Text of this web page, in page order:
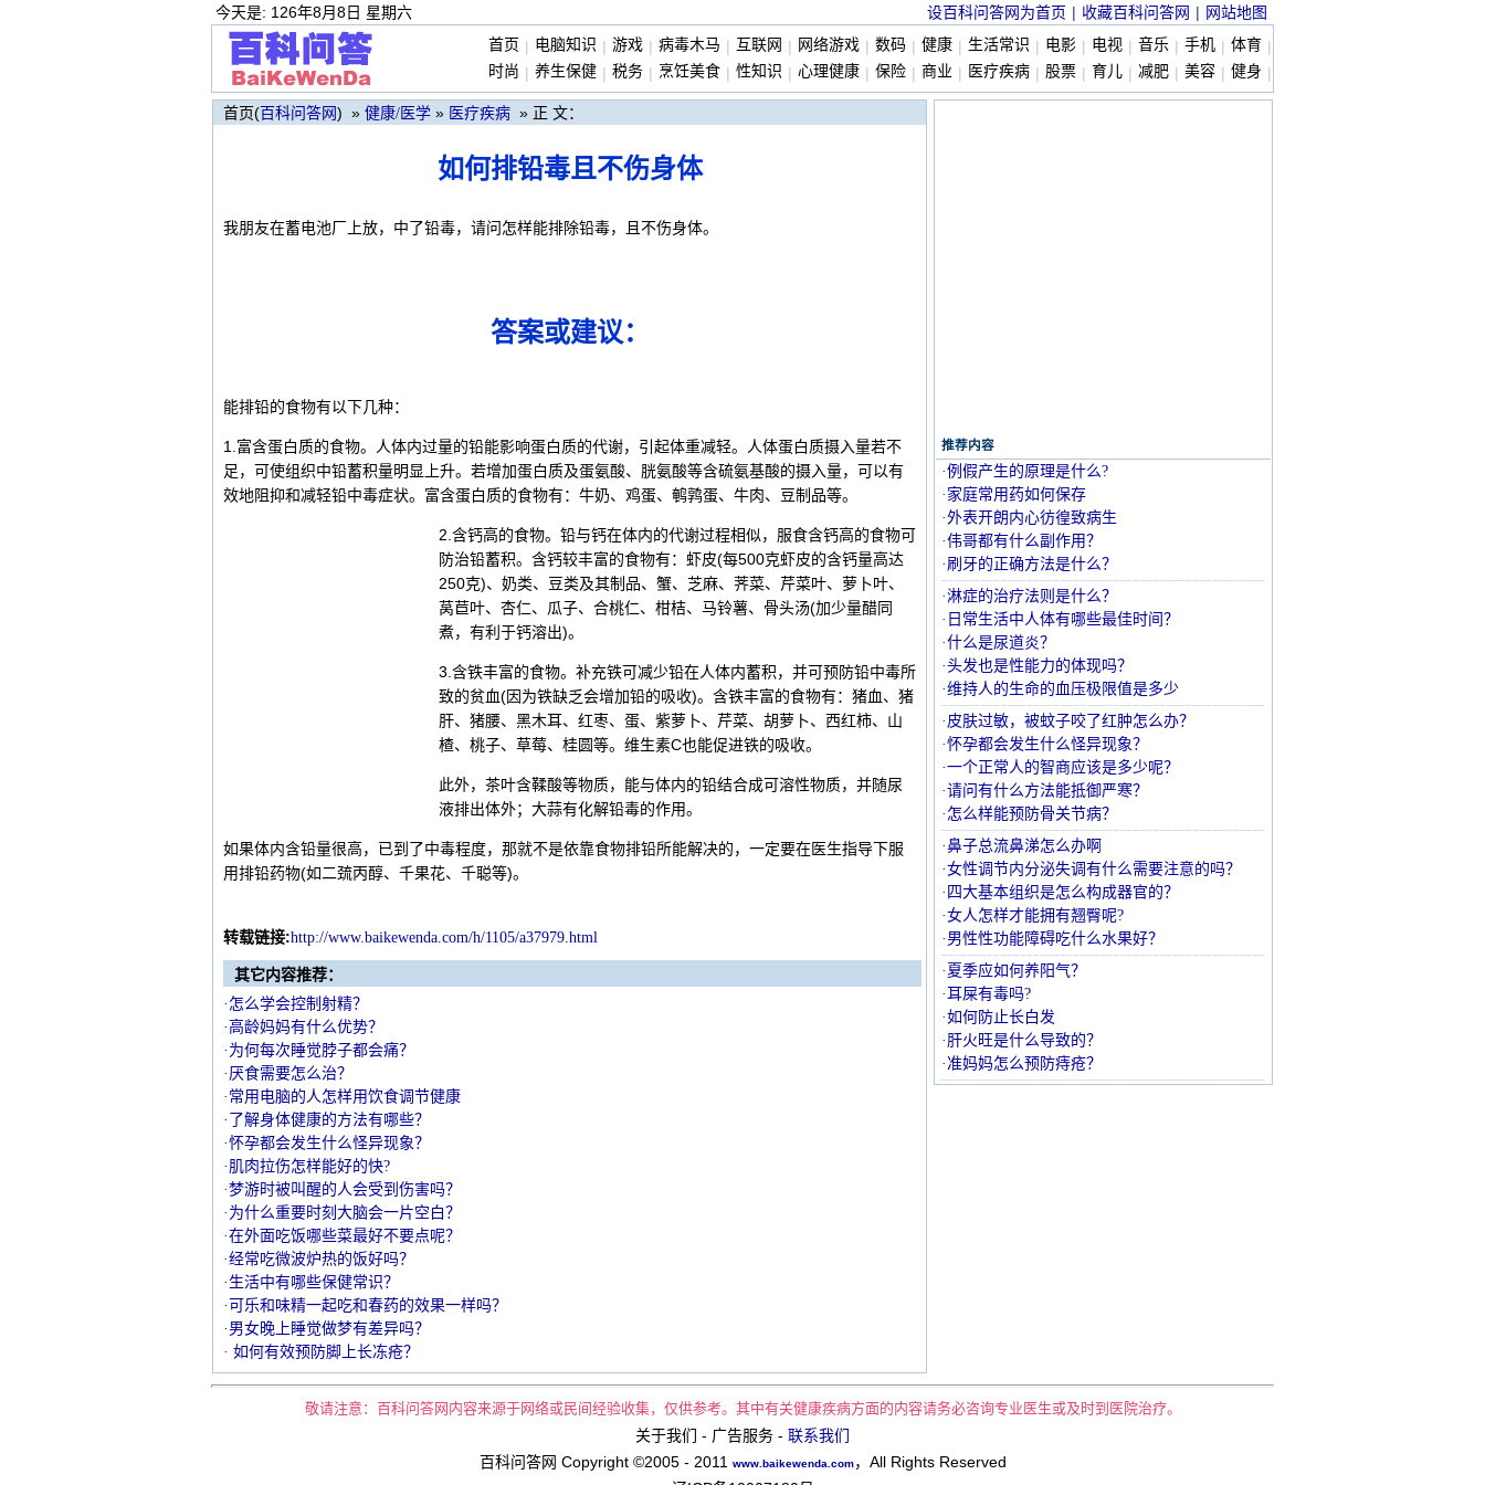
今天是: 126年8月8日 星期六 设百科问答网为首页 | 收藏百科问答网 | 网站地图
首页 | 电脑知识 | 游戏 | 病毒木马 | 互联网 | 网络游戏 | 数码 | 健康 | 生活常识 | 电影 | 电视 | 音乐 | 手机 | 体育 |
时尚 | 养生保健 | 税务 | 烹饪美食 | 性知识 | 心理健康 | 保险 | 商业 | 医疗疾病 | 股票 | 育儿 | 减肥 | 美容 | 健身 |
首页(百科问答网 ) » 健康/医学 » 医疗疾病 » 正 文：
如何排铅毒且不伤身体
我朋友在蓄电池厂上放，中了铅毒，请问怎样能排除铅毒，且不伤身体。
答案或建议：
能排铅的食物有以下几种：
1.富含蛋白质的食物。人体内过量的铅能影响蛋白质的代谢，引起体重减轻。人体蛋白质摄入量若不
足，可使组织中铅蓄积量明显上升。若增加蛋白质及蛋氨酸、胱氨酸等含硫氨基酸的摄入量，可以有
效地阻抑和减轻铅中毒症状。富含蛋白质的食物有：牛奶、鸡蛋、鹌鹑蛋、牛肉、豆制品等。
2.含钙高的食物。铅与钙在体内的代谢过程相似，服食含钙高的食物可
防治铅蓄积。含钙较丰富的食物有：虾皮(每500克虾皮的含钙量高达
250克)、奶类、豆类及其制品、蟹、芝麻、荠菜、芹菜叶、萝卜叶、
莴苣叶、杏仁、瓜子、合桃仁、柑桔、马铃薯、骨头汤(加少量醋同
煮，有利于钙溶出)。
3.含铁丰富的食物。补充铁可减少铅在人体内蓄积，并可预防铅中毒所
致的贫血(因为铁缺乏会增加铅的吸收)。含铁丰富的食物有：猪血、猪
肝、猪腰、黑木耳、红枣、蛋、紫萝卜、芹菜、胡萝卜、西红柿、山
楂、桃子、草莓、桂圆等。维生素C也能促进铁的吸收。
此外，茶叶含鞣酸等物质，能与体内的铅结合成可溶性物质，并随尿
液排出体外；大蒜有化解铅毒的作用。
如果体内含铅量很高，已到了中毒程度，那就不是依靠食物排铅所能解决的，一定要在医生指导下服
用排铅药物(如二巯丙醇、千果花、千聪等)。
转载链接:http://www.baikewenda.com/h/1105/a37979.html
其它内容推荐：
·怎么学会控制射精？
·高龄妈妈有什么优势？
·为何每次睡觉脖子都会痛？
·厌食需要怎么治？
·常用电脑的人怎样用饮食调节健康
·了解身体健康的方法有哪些？
·怀孕都会发生什么怪异现象？
·肌肉拉伤怎样能好的快?
·梦游时被叫醒的人会受到伤害吗？
·为什么重要时刻大脑会一片空白？
·在外面吃饭哪些菜最好不要点呢？
·经常吃微波炉热的饭好吗？
·生活中有哪些保健常识？
·可乐和味精一起吃和春药的效果一样吗？
·男女晚上睡觉做梦有差异吗？
· 如何有效预防脚上长冻疮？
推荐内容
·例假产生的原理是什么?
·家庭常用药如何保存
·外表开朗内心彷徨致病生
·伟哥都有什么副作用？
·刷牙的正确方法是什么？
·淋症的治疗法则是什么？
·日常生活中人体有哪些最佳时间？
·什么是尿道炎？
·头发也是性能力的体现吗？
·维持人的生命的血压极限值是多少
·皮肤过敏，被蚊子咬了红肿怎么办？
·怀孕都会发生什么怪异现象？
·一个正常人的智商应该是多少呢？
·请问有什么方法能抵御严寒？
·怎么样能预防骨关节病？
·鼻子总流鼻涕怎么办啊
·女性调节内分泌失调有什么需要注意的吗？
·四大基本组织是怎么构成器官的？
·女人怎样才能拥有翘臀呢?
·男性性功能障碍吃什么水果好？
·夏季应如何养阳气？
·耳屎有毒吗?
·如何防止长白发
·肝火旺是什么导致的？
·准妈妈怎么预防痔疮？
敬请注意：百科问答网内容来源于网络或民间经验收集，仅供参考。其中有关健康疾病方面的内容请务必咨询专业医生或及时到医院治疗。
关于我们 - 广告服务 - 联系我们
百科问答网 Copyright ©2005 - 2011 www.baikewenda.com，All Rights Reserved